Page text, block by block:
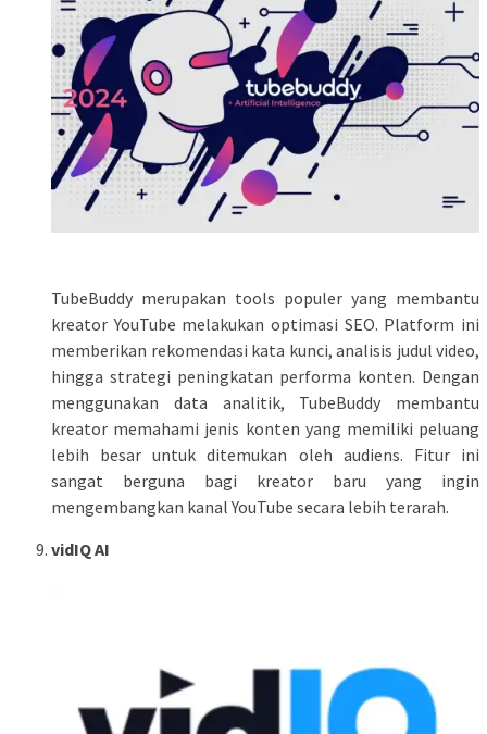
TubeBuddy merupakan tools populer yang membantu
kreator YouTube melakukan optimasi SEO. Platform ini
memberikan rekomendasi kata kunci, analisis judul video,
hingga strategi peningkatan performa konten. Dengan
menggunakan data analitik, TubeBuddy membantu
kreator memahami jenis konten yang memiliki peluang
lebih besar untuk ditemukan oleh audiens. Fitur ini
sangat berguna bagi kreator baru yang ingin
mengembangkan kanal YouTube secara lebih terarah.
vidIQ AI